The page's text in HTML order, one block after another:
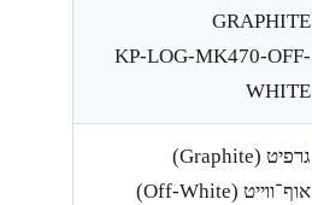
GRAPHITE
KP-LOG-MK470-OFF-
WHITE
גרפיט (Graphite)
אוף־ווייט (Off-White)